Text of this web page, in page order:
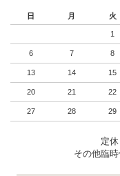
日 月 火
1
6 7 8
13 14 15
20 21 22
27 28 29
定
その他臨